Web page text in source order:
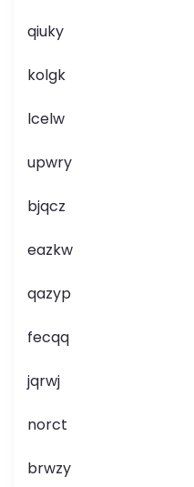
qiuky
kolgk
lcelw
upwry
bjqcz
eazkw
qazyp
fecqq
jqrwj
norct
brwzy